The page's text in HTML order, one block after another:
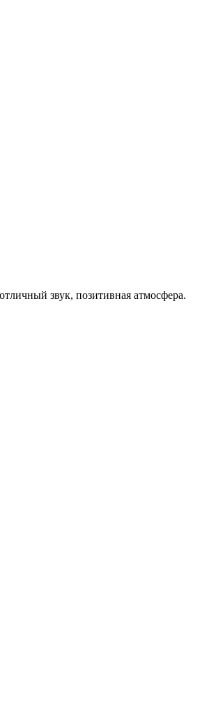
звук, позитивная атмосфера.